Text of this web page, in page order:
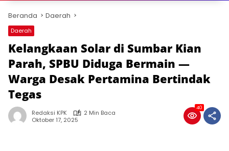
Beranda Daerah
Daerah
Kelangkaan Solar di Sumbar Kian
Parah, SPBU Diduga Bermain —
Warga Desak Pertamina Bertindak
Tegas
Redaksi KPK
2 Min Baca
Oktober 17, 2025
40